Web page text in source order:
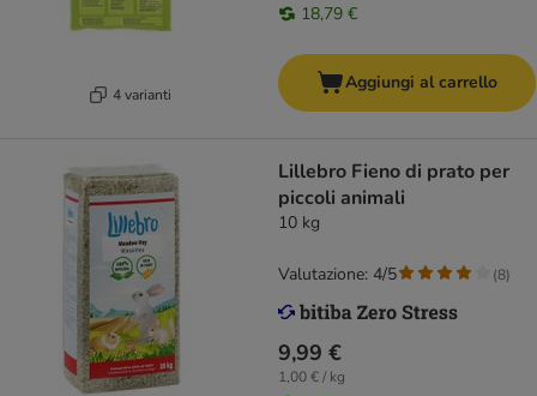
4 varianti
18,79 €
Aggiungi al carrello
Lillebro Fieno di prato per
piccoli animali
10 kg
9,99 €
1,00 € / kg
Valutazione: 4/5 (8)